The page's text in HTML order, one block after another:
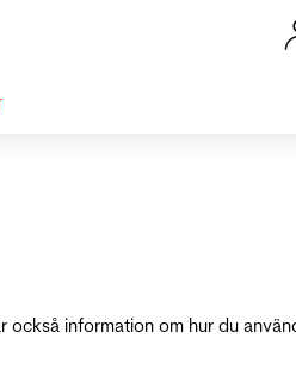
information om hur du